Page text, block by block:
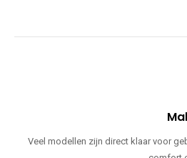
Veel modellen zijn direct klaar voor